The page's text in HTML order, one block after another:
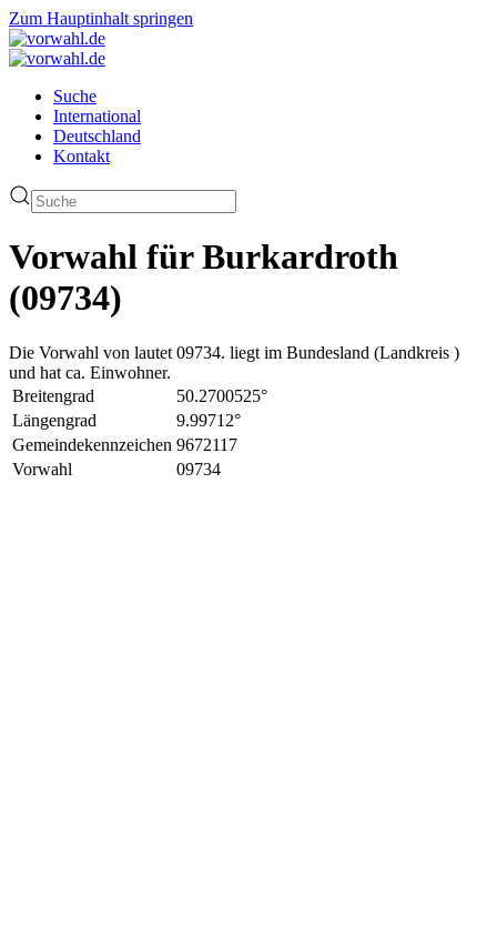
Zum Hauptinhalt springen
Suche
International
Deutschland
Kontakt
Vorwahl für Burkardroth
(09734)
Die Vorwahl von lautet 09734. liegt im Bundesland (Landkreis )
und hat ca. Einwohner.
Breitengrad
50.2700525°
Längengrad
9.99712°
Gemeindekennzeichen 9672117
Vorwahl
09734